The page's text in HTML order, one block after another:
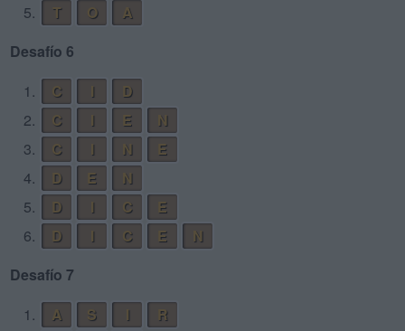
5.
T O
A
Desafío 6
1.
C
D
2.
C E
N
3.
C N
E
4.
D E
N
5.
D C
E
6.
D C E
N
Desafío 7
1.
A S
R